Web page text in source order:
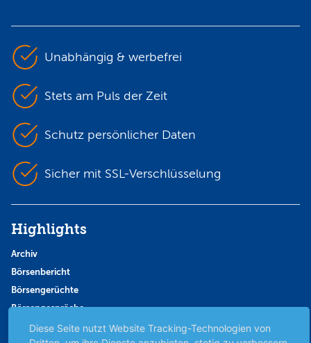
Unabhängig & werbefrei
Stets am Puls der Zeit
Schutz persönlicher Daten
Sicher mit SSL-Verschlüsselung
Highlights
Archiv
Börsenbericht
Börsengerüchte
Börsengespräche
Börsennews
Diese Seite nutzt Website Tracking-Technologien von